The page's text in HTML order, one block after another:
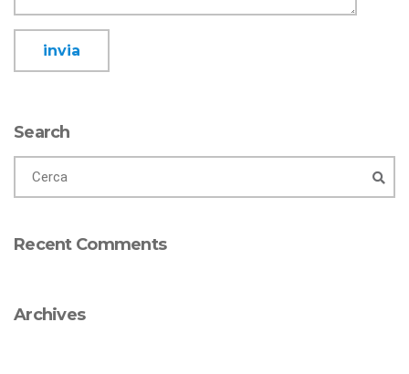
Search
Recent Comments
Archives